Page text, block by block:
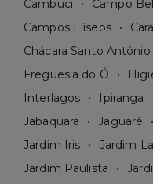
Cambuci
Campo
Campos Elíseos
Chácara Santo Antônio
Freguesia do Ó
Interlagos
Ipiranga
Jabaquara
Jaguaré
Jardim Iris
Jardim
Jardim Paulista